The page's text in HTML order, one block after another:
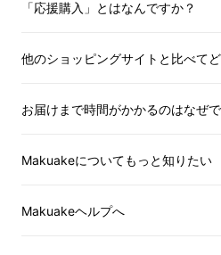
「応援購入」とはなんですか？
他のショッピングサイトと比べて
お届けまで時間がかかるのはなぜ
Makuakeについてもっと知りたい
Makuakeヘルプへ